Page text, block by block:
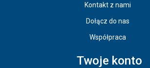
Kontakt z nami
Dołącz do nas
Współpraca
Twoje konto